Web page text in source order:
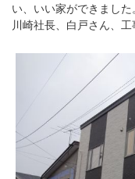
い、いい家ができました
川崎社長、白戸さん、